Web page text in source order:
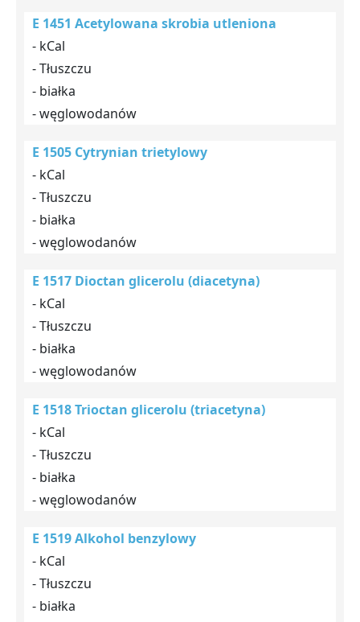
E 1451 Acetylowana skrobia utleniona
- kCal
- Tłuszczu
- białka
- węglowodanów
E 1505 Cytrynian trietylowy
- kCal
- Tłuszczu
- białka
- węglowodanów
E 1517 Dioctan glicerolu (diacetyna)
- kCal
- Tłuszczu
- białka
- węglowodanów
E 1518 Trioctan glicerolu (triacetyna)
- kCal
- Tłuszczu
- białka
- węglowodanów
E 1519 Alkohol benzylowy
- kCal
- Tłuszczu
- białka